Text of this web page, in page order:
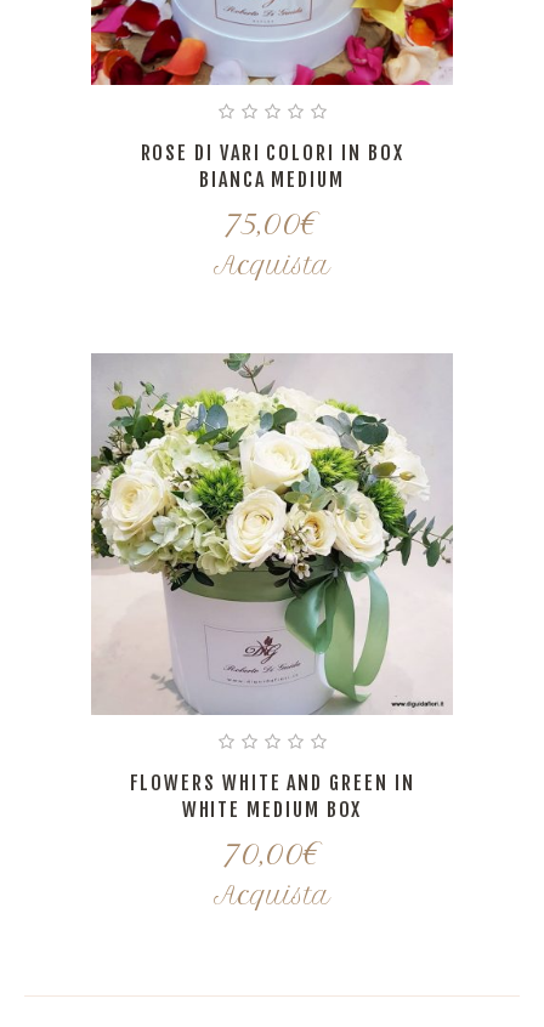
ROSE DI VARI COLORI IN BOX
BIANCA MEDIUM
75,00€
Acquista
FLOWERS WHITE AND GREEN IN
WHITE MEDIUM BOX
70,00€
Acquista